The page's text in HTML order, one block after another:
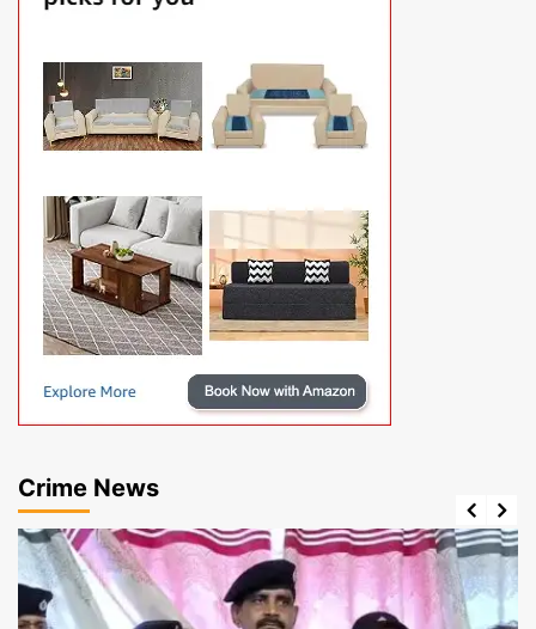
Crime News